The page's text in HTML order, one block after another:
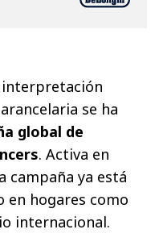
interpretación
se ha
global de
. Activa en
campaña ya está
en hogares como
internacional.